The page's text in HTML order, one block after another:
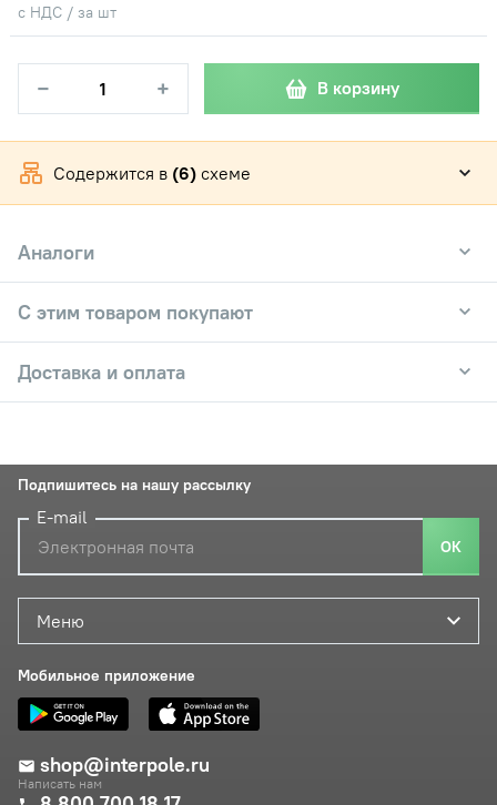
с НДС / за шт
− + В корзину
Содержится в (6) схеме
Аналоги
С этим товаром покупают
Доставка и оплата
Меню
Мобильное приложение
shop@interpole.ru
Написать нам
Подпишитесь на нашу рассылку
E-mail
ОК